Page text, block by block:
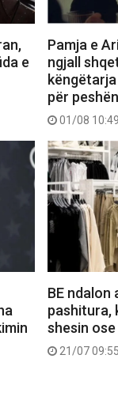
e
Pamja e
ngjall
për
01/08 10:49
BE ndalon
pashitura,
shesin
21/07 09:55